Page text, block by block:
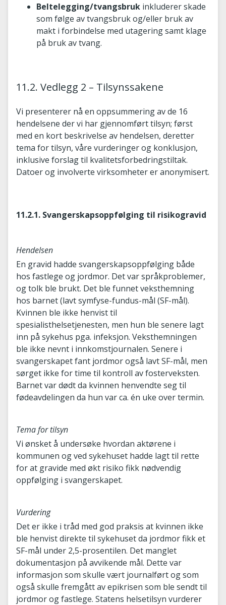
Beltelegging/tvangsbruk inkluderer skade
som følge av tvangsbruk og/eller bruk av
makt i forbindelse med utagering samt klage
på bruk av tvang.
11.2. Vedlegg 2 – Tilsynssakene
Vi presenterer nå en oppsummering av de 16
hendelsene der vi har gjennomført tilsyn; først
med en kort beskrivelse av hendelsen, deretter
tema for tilsyn, våre vurderinger og konklusjon,
inklusive forslag til kvalitetsforbedringstiltak.
Datoer og involverte virksomheter er anonymisert.
11.2.1. Svangerskapsoppfølging til risikogravid
Hendelsen
En gravid hadde svangerskapsoppfølging både
hos fastlege og jordmor. Det var språkproblemer,
og tolk ble brukt. Det ble funnet veksthemning
hos barnet (lavt symfyse-fundus-mål (SF-mål).
Kvinnen ble ikke henvist til
spesialisthelsetjenesten, men hun ble senere lagt
inn på sykehus pga. infeksjon. Veksthemningen
ble ikke nevnt i innkomstjournalen. Senere i
svangerskapet fant jordmor også lavt SF-mål, men
sørget ikke for time til kontroll av fosterveksten.
Barnet var dødt da kvinnen henvendte seg til
fødeavdelingen da hun var ca. én uke over termin.
Tema for tilsyn
Vi ønsket å undersøke hvordan aktørene i
kommunen og ved sykehuset hadde lagt til rette
for at gravide med økt risiko fikk nødvendig
oppfølging i svangerskapet.
Vurdering
Det er ikke i tråd med god praksis at kvinnen ikke
ble henvist direkte til sykehuset da jordmor fikk et
SF-mål under 2,5-prosentilen. Det manglet
dokumentasjon på avvikende mål. Dette var
informasjon som skulle vært journalført og som
også skulle fremgått av epikrisen som ble sendt til
jordmor og fastlege. Statens helsetilsyn vurderer